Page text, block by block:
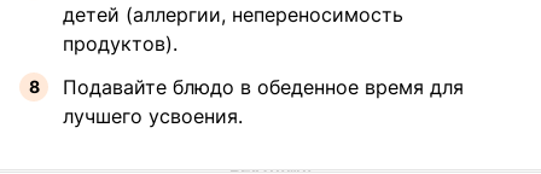
детей (аллергии, непереносимость
продуктов).
Подавайте блюдо в обеденное время для
лучшего усвоения.